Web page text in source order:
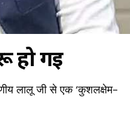
हो गई
लालू जी से एक ‘कुशलक्षेम-